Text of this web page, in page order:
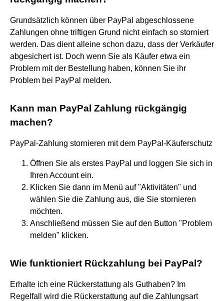
Grundsätzlich können über PayPal abgeschlossene
Zahlungen ohne triftigen Grund nicht einfach so storniert
werden. Das dient alleine schon dazu, dass der Verkäufer
abgesichert ist. Doch wenn Sie als Käufer etwa ein
Problem mit der Bestellung haben, können Sie ihr
Problem bei PayPal melden.
Kann man PayPal Zahlung rückgängig
machen?
PayPal-Zahlung stornieren mit dem PayPal-Käuferschutz
Öffnen Sie als erstes PayPal und loggen Sie sich in
Ihren Account ein.
Klicken Sie dann im Menü auf "Aktivitäten" und
wählen Sie die Zahlung aus, die Sie stornieren
möchten.
Anschließend müssen Sie auf den Button "Problem
melden" klicken.
Wie funktioniert Rückzahlung bei PayPal?
Erhalte ich eine Rückerstattung als Guthaben? Im
Regelfall wird die Rückerstattung auf die Zahlungsart